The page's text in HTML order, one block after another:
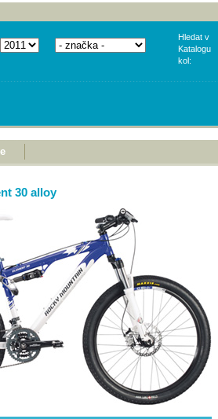
Hledat v
Katalogu
kol:
30 alloy